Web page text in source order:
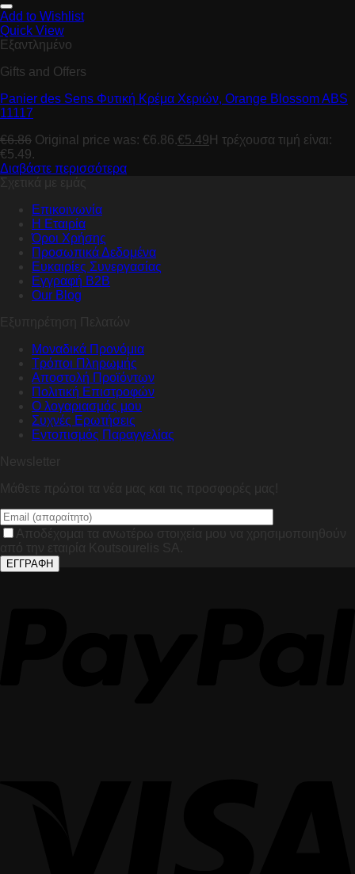
Add to Wishlist
Quick View
Εξαντλημένο
Gifts and Offers
Panier des Sens Φυτική Κρέμα Χεριών, Orange Blossom ABS
11117
€6.86 Original price was: €6.86.€5.49 Η τρέχουσα τιμή είναι:
€5.49.
Διαβάστε περισσότερα
Σχετικά με εμάς
Επικοινωνία
Η Εταιρία
Όροι Χρήσης
Προσωπικά Δεδομένα
Ευκαιρίες Συνεργασίας
Εγγραφή B2B
Our Blog
Εξυπηρέτηση Πελατών
Μοναδικά Προνόμια
Τρόποι Πληρωμής
Αποστολή Προϊόντων
Πολιτική Επιστροφών
Ο λογαριασμός μου
Συχνές Ερωτήσεις
Εντοπισμός Παραγγελίας
Newsletter
Μάθετε πρώτοι τα νέα μας και τις προσφορές μας!
Αποδέχομαι τα ανωτέρω στοιχεία μου να χρησιμοποιηθούν
από την εταιρία Koutsourelis SA.